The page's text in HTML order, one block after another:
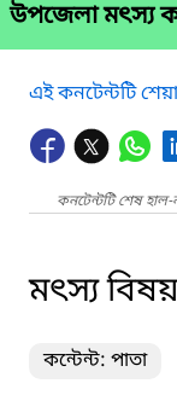
উপজেলা মৎস্য
এই কনটেন্টটি
কনটেন্টটি শেষ
মৎস্য
কন্টেন্ট: পাতা